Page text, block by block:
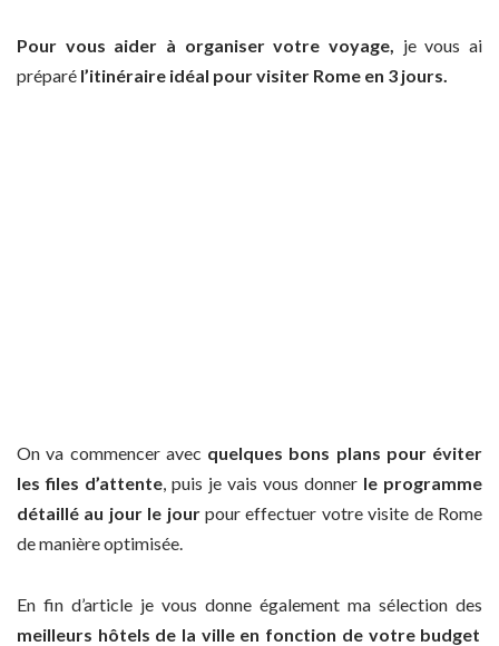
Pour vous aider à organiser votre voyage, je vous ai
préparé l’itinéraire idéal pour visiter Rome en 3 jours.
On va commencer avec quelques bons plans pour éviter
les files d’attente, puis je vais vous donner le programme
détaillé au jour le jourpour effectuer votre visite de Rome
de manière optimisée.
En fin d’article je vous donne également ma sélection des
meilleurs hôtels de la ville en fonction de votre budget